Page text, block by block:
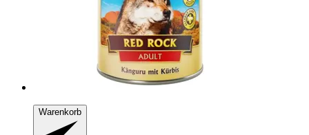
Warenkorb